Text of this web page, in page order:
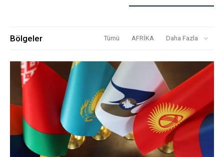
Bölgeler Tümü AFRİKA Daha Fazla